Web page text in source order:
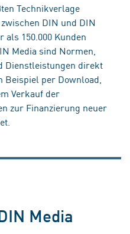
Technikverlage
DIN und DIN
150.000 Kunden
Media sind Normen,
Dienstleistungen direkt
per Download,
Verkauf der
zur Finanzierung neuer
Media